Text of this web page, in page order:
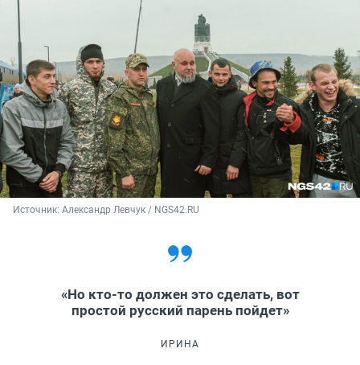
Источник: Александр Левчук / NGS42.RU
«Но кто-то должен это сделать, вот
простой русский парень пойдет»
ИРИНА